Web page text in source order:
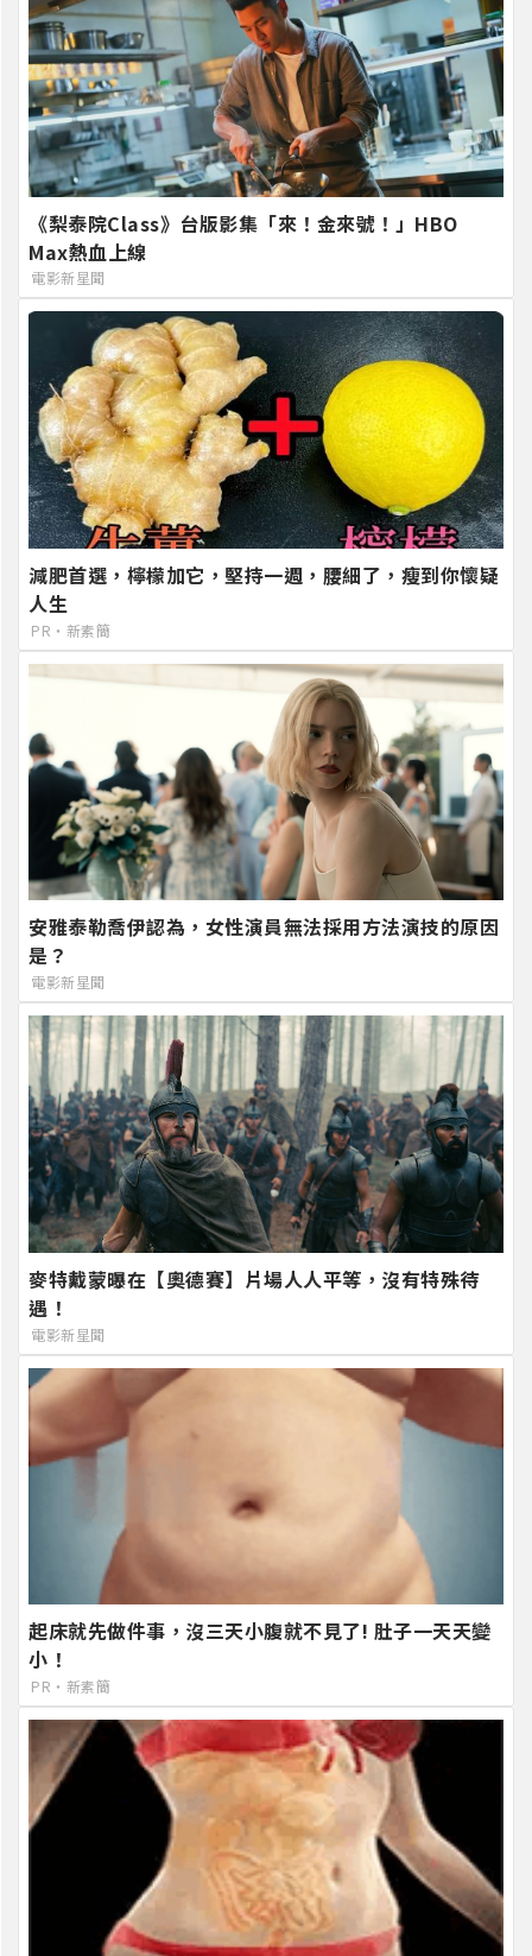
《梨泰院Class》台版影集「來！金來號！」HBO
Max熱血上線
電影新星聞
減肥首選，檸檬加它，堅持一週，腰細了，瘦到你懷疑
人生
PR・新素簡
安雅泰勒喬伊認為，女性演員無法採用方法演技的原因
是？
電影新星聞
麥特戴蒙曝在【奧德賽】片場人人平等，沒有特殊待
遇！
電影新星聞
起床就先做件事，沒三天小腹就不見了! 肚子一天天變
小！
PR・新素簡